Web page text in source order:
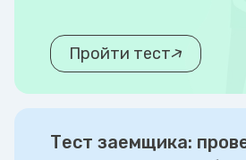
Пройти тест
Тест заемщика: